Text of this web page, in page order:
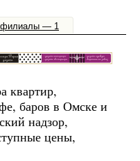
— 1
квартир,
баров в Омске и
надзор,
цены,